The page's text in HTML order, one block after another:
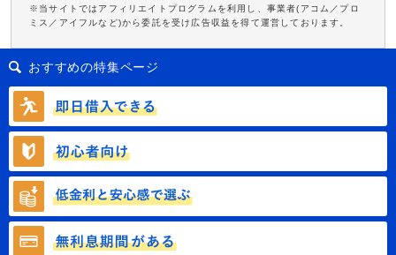
※当サイトではアフィリエイトプログラムを利用し、事業者(アコム／プロ
ミス／アイフルなど)から委託を受け広告収益を得て運営しております。
おすすめの特集ページ